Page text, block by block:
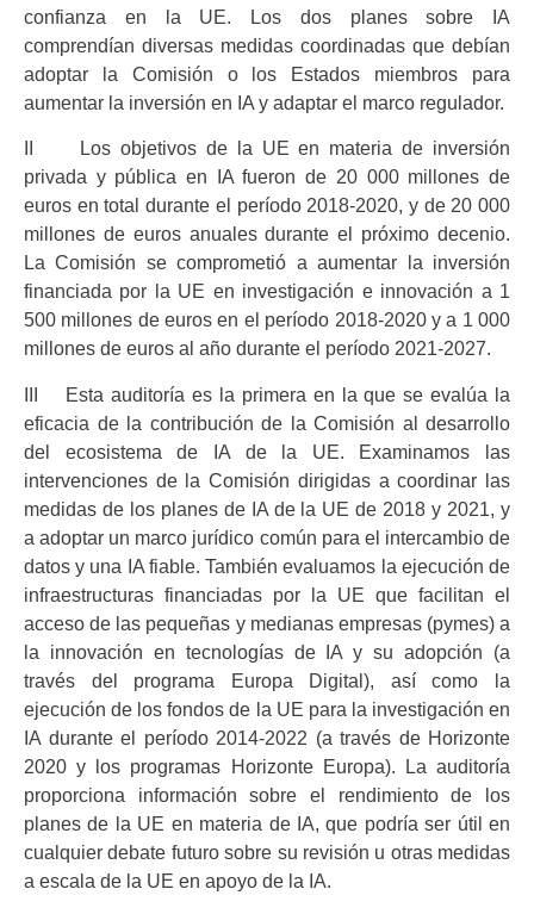
confianza en la UE. Los dos planes sobre IA
comprendían diversas medidas coordinadas que debían
adoptar la Comisión o los Estados miembros para
aumentar la inversión en IA y adaptar el marco regulador.
II Los objetivos de la UE en materia de inversión
privada y pública en IA fueron de 20 000 millones de
euros en total durante el período 2018-2020, y de 20 000
millones de euros anuales durante el próximo decenio.
La Comisión se comprometió a aumentar la inversión
financiada por la UE en investigación e innovación a 1
500 millones de euros en el período 2018-2020 y a 1 000
millones de euros al año durante el período 2021-2027.
III Esta auditoría es la primera en la que se evalúa la
eficacia de la contribución de la Comisión al desarrollo
del ecosistema de IA de la UE. Examinamos las
intervenciones de la Comisión dirigidas a coordinar las
medidas de los planes de IA de la UE de 2018 y 2021, y
a adoptar un marco jurídico común para el intercambio de
datos y una IA fiable. También evaluamos la ejecución de
infraestructuras financiadas por la UE que facilitan el
acceso de las pequeñas y medianas empresas (pymes) a
la innovación en tecnologías de IA y su adopción (a
través del programa Europa Digital), así como la
ejecución de los fondos de la UE para la investigación en
IA durante el período 2014-2022 (a través de Horizonte
2020 y los programas Horizonte Europa). La auditoría
proporciona información sobre el rendimiento de los
planes de la UE en materia de IA, que podría ser útil en
cualquier debate futuro sobre su revisión u otras medidas
a escala de la UE en apoyo de la IA.